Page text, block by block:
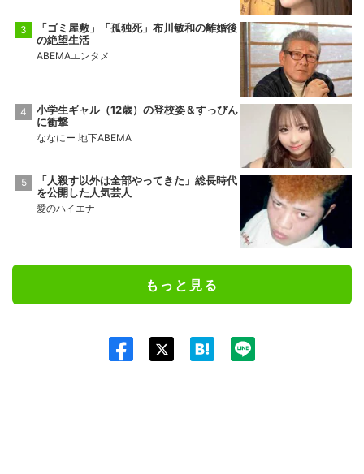
「ゴミ屋敷」「孤独死」布川敏和の離婚後
の絶望生活
ABEMAエンタメ
小学生ギャル（12歳）の登校姿＆すっぴん
に衝撃
ななにー 地下ABEMA
「人殺す以外は全部やってきた」総長時代
を公開した人気芸人
愛のハイエナ
もっと見る